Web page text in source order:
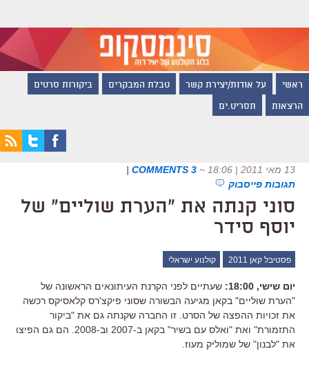
ראשי על אודות/יצירת קשר טבלת המבקרים ביקורות סרטים
הרצאות תסריט.ים
13 מאי 2011 | 18:06 ~
3 COMMENTS
|
תגובות פייסבוק
סוני קנתה את "הערת שוליים" של
יוסף סידר
פסטיבל קאן 2011 קולנוע ישראלי
יום שישי, 18:00:
שעתיים לפני הקרנת העיתונאים הראשונה של
"הערת שוליים" בקאן מגיעה הבשורה שסוני פיקצ'רס קלאסיקס רכשה
את זכויות ההפצה של הסרט. זו החברה שקנתה גם את "ביקור
התזמורת" ואת "ואלס עם בשיר" בקאן ב-2007 וב-2008. הם גם הפיצו
את "לבנון" של שמוליק מעוז.